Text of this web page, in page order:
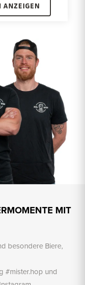
ANZEIGEN
MIT
besondere Biere,
#mister.hop und